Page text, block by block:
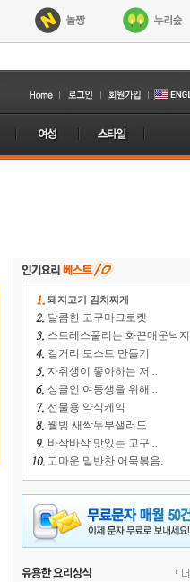
돼지고기 김치찌게
달콤한 고구마크로켓
스트레스풀리는 화끈매운낙지
길거리 토스트 만들기
자취생이 좋아하는 저...
싱글인 여동생을 위해...
선물용 약식케익
웰빙 새싹두부샐러드
바삭바삭 맛있는 고구...
고마운 밑반찬 어묵볶음.